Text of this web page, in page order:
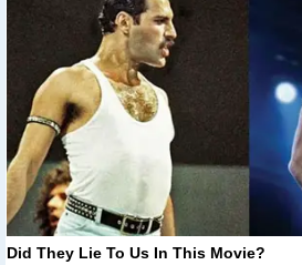
Did They Lie To Us In This Movie?